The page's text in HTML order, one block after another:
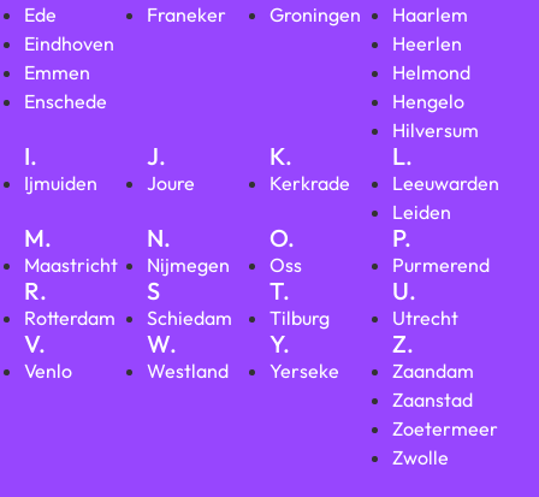
Ede
Eindhoven
Emmen
Enschede
Franeker Groningen
Haarlem
Heerlen
Helmond
Hengelo
Hilversum
I.
Ijmuiden
J.
Joure
K.
Kerkrade
L.
Leeuwarden
Leiden
M.
Maastricht
N.
Nijmegen
O.
Oss
P.
Purmerend
R.
Rotterdam
S
Schiedam
T.
Tilburg
U.
Utrecht
V.
Venlo
W.
Westland
Y.
Yerseke
Z.
Zaandam
Zaanstad
Zoetermeer
Zwolle